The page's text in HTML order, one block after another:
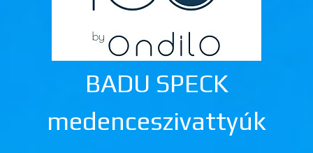
BADU SPECK
medenceszivattyúk